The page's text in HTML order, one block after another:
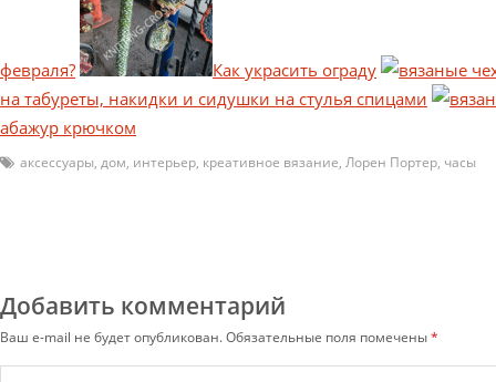
февраля?
Как украсить ограду
на табуреты, накидки и сидушки на стулья спицами
абажур крючком
аксессуары, дом, интерьер, креативное вязание, Лорен Портер, часы
Добавить комментарий
Ваш e-mail не будет опубликован.Обязательные поля помечены*